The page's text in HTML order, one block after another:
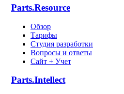
Parts.Resource
Обзор
Тарифы
Студия разработки
Вопросы и ответы
Сайт + Учет
Parts.Intellect